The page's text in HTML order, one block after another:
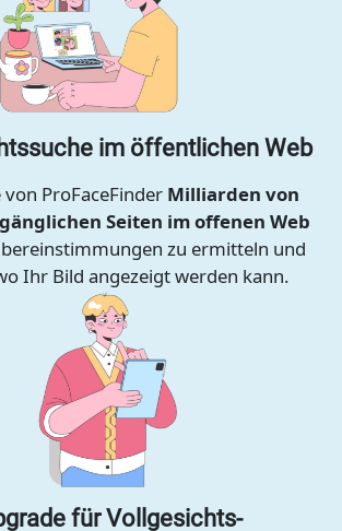
im öffentlichen Web
von ProFaceFinder Milliarden von
Seiten im offenen Web
zu ermitteln und
Ihr Bild angezeigt werden kann.
für Vollgesichts-